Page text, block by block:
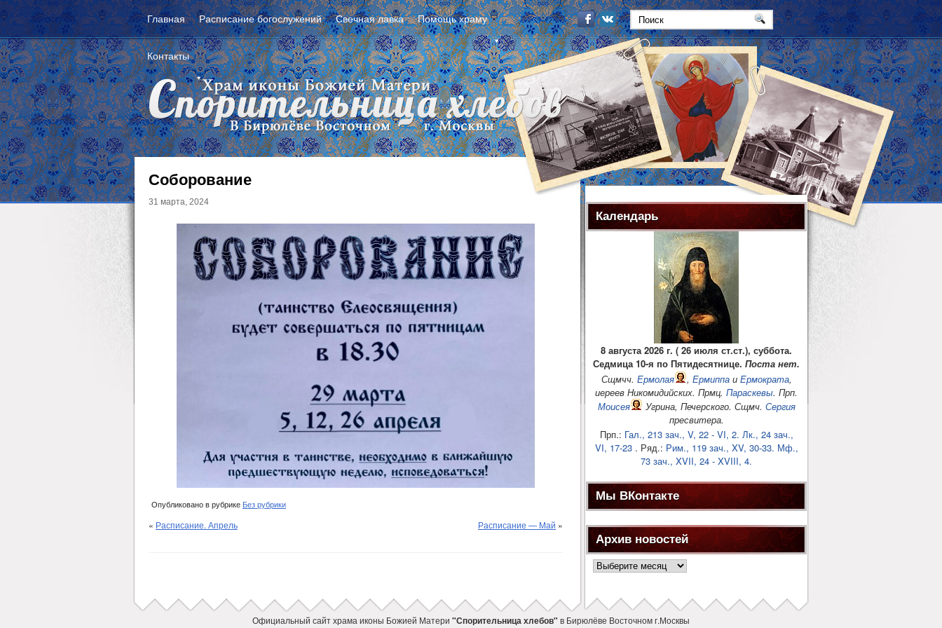
Главная Расписание богослужений Свечная лавка Помощь храму
Контакты
Соборование
31 марта, 2024
Опубликовано в рубрике Без рубрики
« Расписание. Апрель Расписание — Май »
Календарь
8 августа 2026 г. ( 26 июля ст.ст.), суббота.
Седмица 10-я по Пятидесятнице. Поста нет.
Сщмчч. Ермолая , Ермиппаи Ермократа,
иереев Никомидийских. Прмц. Параскевы. Прп.
Моисея
Угрина, Печерского. Сщмч. Сергия
пресвитера.
Прп.: Гал., 213 зач., V, 22 - VI, 2. Лк., 24 зач.,
VI, 17-23 . Ряд.: Рим., 119 зач., XV, 30-33. Мф.,
73 зач., XVII, 24 - XVIII, 4.
Мы ВКонтакте
Архив новостей
Архив
новостей
Официальный сайт храма иконы Божией Матери "Спорительница хлебов" в Бирюлёве Восточном г.Москвы